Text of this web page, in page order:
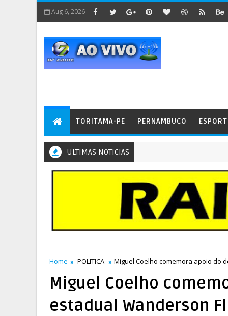
Aug 6, 2026
TORITAMA-PE PERNAMBUCO
ULTIMAS NOTICIAS
Home POLITICA Miguel Coelho comemora apoio do
Miguel Coelho
estadual Wanderson